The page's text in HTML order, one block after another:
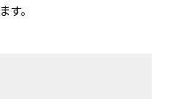
す。